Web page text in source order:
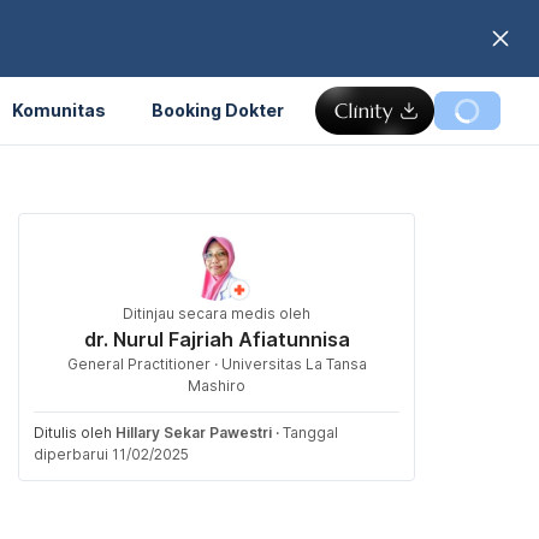
Komunitas Booking Dokter
Ditinjau secara medis oleh
dr. Nurul Fajriah Afiatunnisa
General Practitioner · Universitas La Tansa
Mashiro
Ditulis oleh Hillary Sekar Pawestri · Tanggal
diperbarui 11/02/2025